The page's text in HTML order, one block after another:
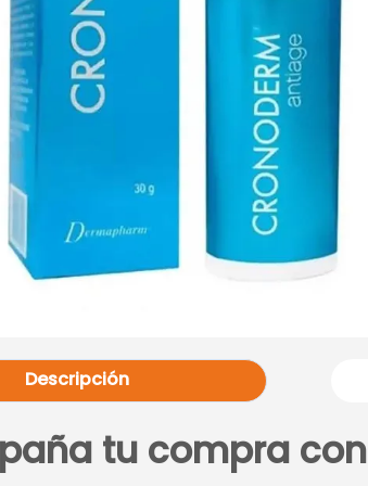
Descripción
tu compra con